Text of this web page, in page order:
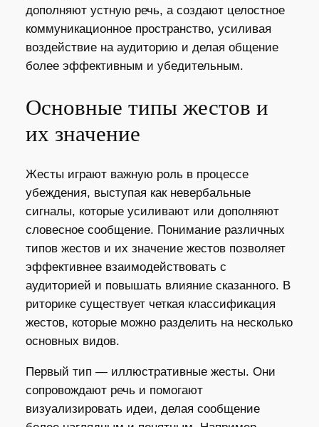
дополняют устную речь, а создают целостное
коммуникационное пространство, усиливая
воздействие на аудиторию и делая общение
более эффективным и убедительным.
Основные типы жестов и
их значение
Жесты играют важную роль в процессе
убеждения, выступая как невербальные
сигналы, которые усиливают или дополняют
словесное сообщение. Понимание различных
типов жестов и их значение жестов позволяет
эффективнее взаимодействовать с
аудиторией и повышать влияние сказанного. В
риторике существует четкая классификация
жестов, которые можно разделить на несколько
основных видов.
Первый тип — иллюстративные жесты. Они
сопровождают речь и помогают
визуализировать идеи, делая сообщение